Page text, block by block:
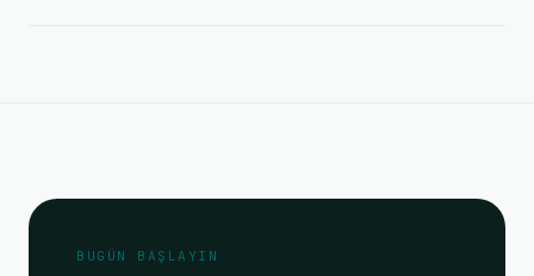
BUGÜN BAŞLAYIN